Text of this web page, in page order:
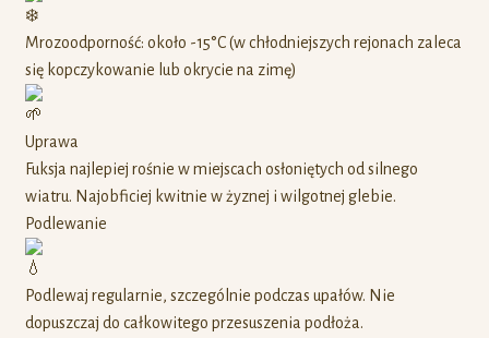
Mrozoodporność: około -15°C (w chłodniejszych rejonach zaleca
się kopczykowanie lub okrycie na zimę)
Uprawa
Fuksja najlepiej rośnie w miejscach osłoniętych od silnego
wiatru. Najobficiej kwitnie w żyznej i wilgotnej glebie.
Podlewanie
Podlewaj regularnie, szczególnie podczas upałów. Nie
dopuszczaj do całkowitego przesuszenia podłoża.